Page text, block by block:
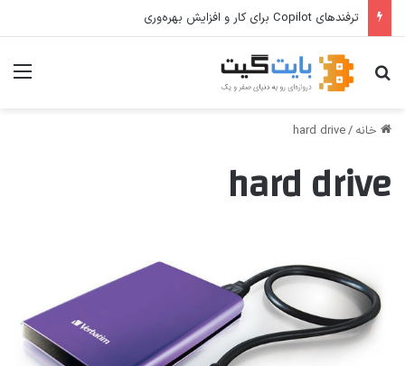
ترفندهای Copilot برای کار و افزایش بهره‌وری
جستجو برای
خانه /
hard drive
hard drive